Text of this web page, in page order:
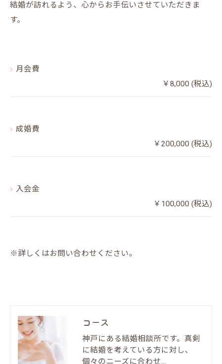
結婚が訪れるよう、心からお手伝いさせていただきま
す。
月会費
￥8,000 (税込)
成婚費
￥200,000 (税込)
入会金
￥100,000 (税込)
※詳しくはお問い合わせください。
コース
神戸にある結婚相談所です。真剣
に結婚を考えている方に対し、
個々のニーズに合わせ…